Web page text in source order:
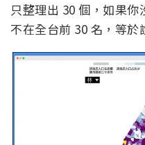
只整理出 30 個，如果
不在全台前 30 名，等於